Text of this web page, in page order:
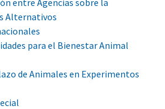
Alternativos
para el Bienestar Animal
de Animales en Experimentos